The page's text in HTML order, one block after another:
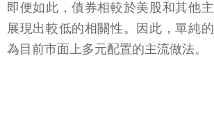
即便如此，債券相較於美股和其他
展現出較低的相關性。因此，單純
為目前市面上多元配置的主流做法。